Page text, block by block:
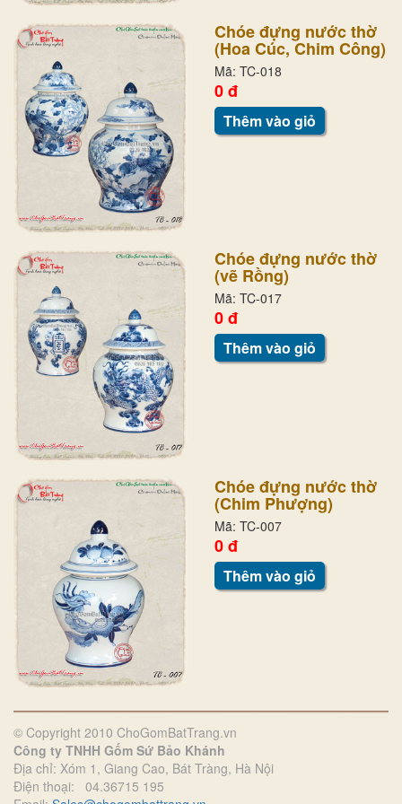
Chóe đựng nước thờ
(Hoa Cúc, Chim Công)
Mã: TC-018
0 đ
Thêm vào giỏ
Chóe đựng nước thờ
(vẽ Rồng)
Mã: TC-017
0 đ
Thêm vào giỏ
Chóe đựng nước thờ
(Chim Phượng)
Mã: TC-007
0 đ
Thêm vào giỏ
© Copyright 2010 ChoGomBatTrang.vn
Công ty TNHH Gốm Sứ Bảo Khánh
Địa chỉ: Xóm 1, Giang Cao, Bát Tràng, Hà Nội
Điện thoại: 04.36715 195